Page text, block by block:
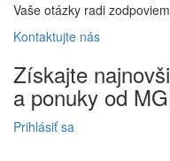
Vaše otázky radi
Kontaktujte nás
Získajte
a ponuky od MG
Prihlásiť sa